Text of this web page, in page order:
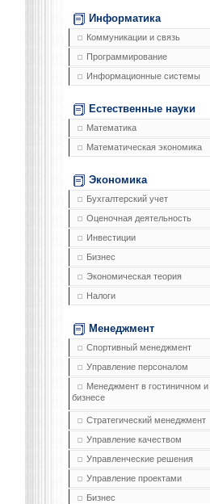
Информатика
Коммуникации и связь
Программирование
Информационные системы
Естественные науки
Математика
Математическая экономика
Экономика
Бухгалтерский учет
Оценочная деятельность
Инвестиции
Бизнес
Экономическая теория
Налоги
Менеджмент
Спортивный менеджмент
Управление персоналом
Менеджмент в гостиничном
бизнесе
Стратегический менеджмент
Управление качеством
Управленческие решения
Управление проектами
Бизнес